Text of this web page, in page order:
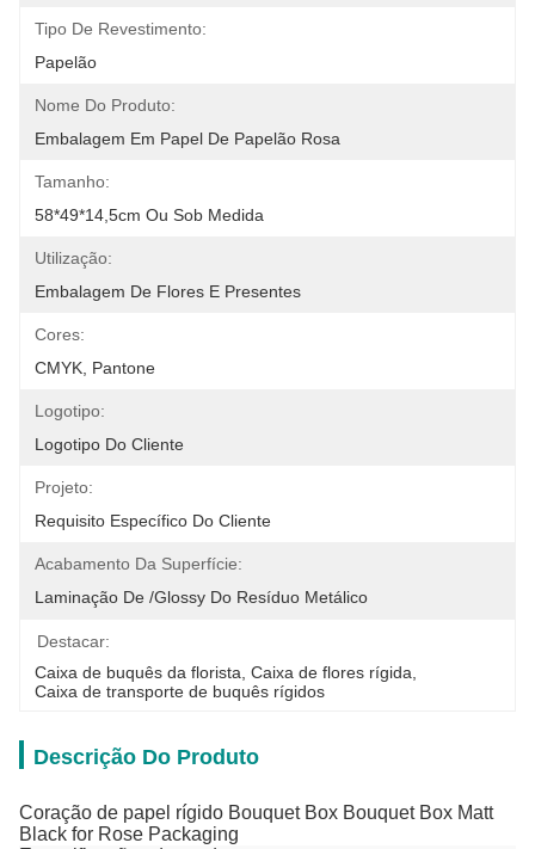
Tipo De Revestimento:
Papelão
Nome Do Produto:
Embalagem Em Papel De Papelão Rosa
Tamanho:
58*49*14,5cm Ou Sob Medida
Utilização:
Embalagem De Flores E Presentes
Cores:
CMYK, Pantone
Logotipo:
Logotipo Do Cliente
Projeto:
Requisito Específico Do Cliente
Acabamento Da Superfície:
Laminação De /glossy Do Resíduo Metálico
Destacar:
Caixa de buquês da florista Caixa de flores rígida
Caixa de transporte de buquês rígidos
Descrição Do Produto
Coração de papel rígido Bouquet Box Bouquet Box Matt
Black for Rose Packaging